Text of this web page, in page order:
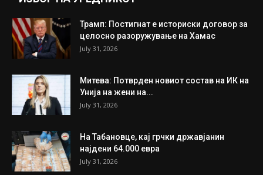
Трамп: Постигнат е историски договор за
целосно разоружување на Хамас
July 31, 2026
Митева: Потврден новиот состав на ИК на
Унија на жени на...
July 31, 2026
На Табановце, кај грчки државјанин
најдени 64.000 евра
July 31, 2026